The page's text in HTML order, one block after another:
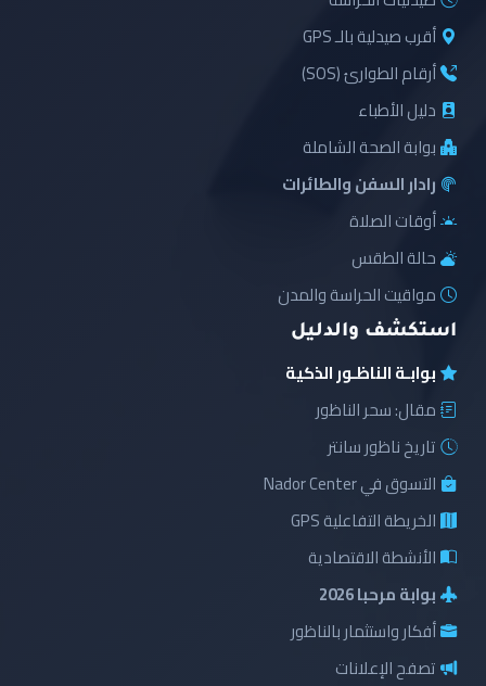
أقرب صيدلية بالـ GPS
أرقام الطوارئ (SOS)
دليل الأطباء
بوابة الصحة الشاملة
رادار السفن والطائرات
أوقات الصلاة
حالة الطقس
مواقيت الحراسة والمدن
استكشف والدليل
بوابـة الناظـور الذكية
مقال: سحر الناظور
تاريخ ناظور سانتر
التسوق في Nador Center
الخريطة التفاعلية GPS
الأنشطة الاقتصادية
بوابة مرحبا 2026
أفكار واستثمار بالناظور
تصفح الإعلانات